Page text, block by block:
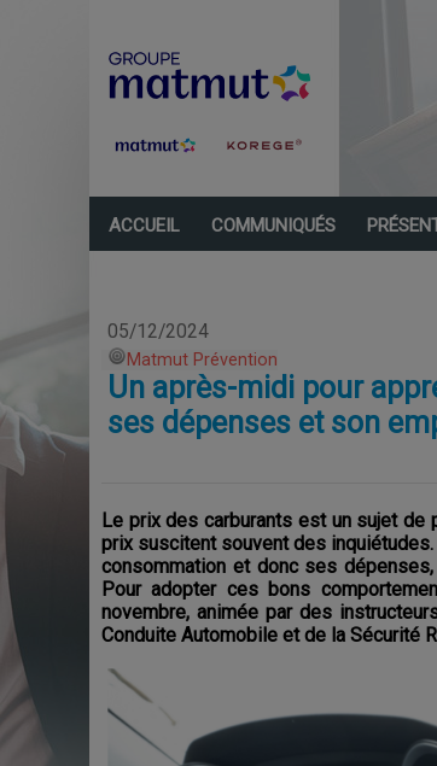
ACCUEIL COMMUNIQUÉS
05/12/2024
Matmut Prévention
Un après-midi pour
ses dépenses et son
Le prix des carburants est un sujet
prix suscitent souvent des
consommation et donc ses
Pour adopter ces bons
novembre, animée par des
Conduite Automobile et de la Sécurité